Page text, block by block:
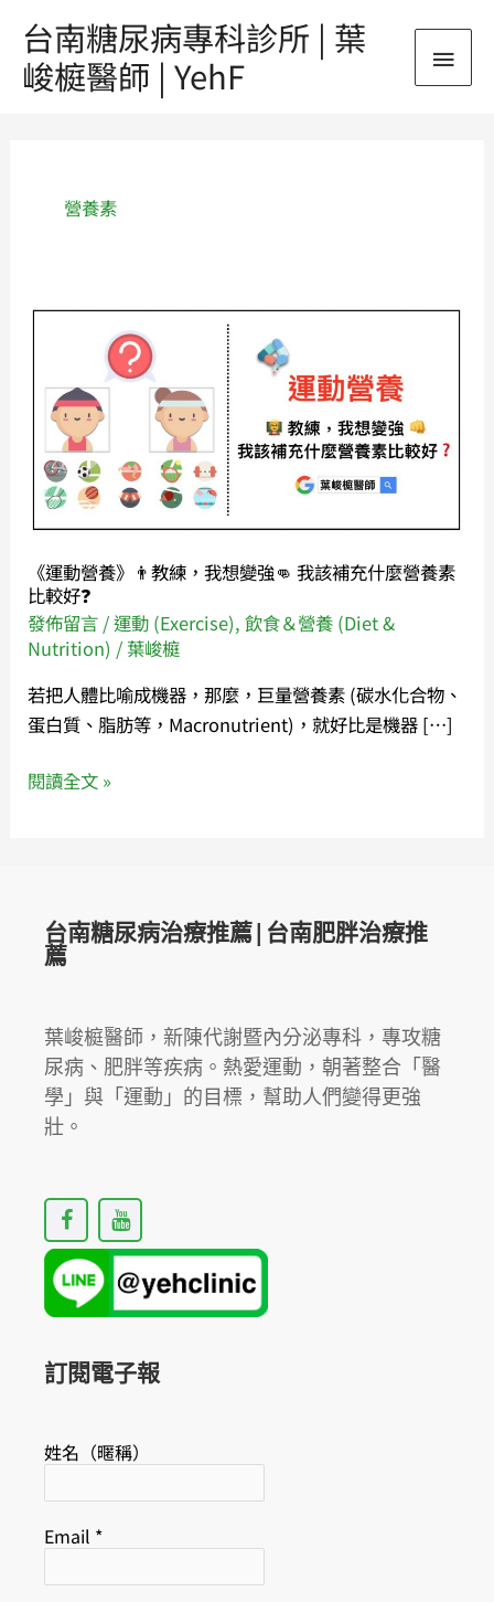
台南糖尿病專科診所 | 葉
峻榳醫師 | YehF
主
要
營養素
《運動營養》👨教練，我想變強👊 我該補充什麼營養素
比較好❓
發佈留言 /運動 (Exercise),飲食＆營養 (Diet &
Nutrition) / 葉峻榳
若把人體比喻成機器，那麼，巨量營養素 (碳水化合物、
蛋白質、脂肪等，Macronutrient)，就好比是機器 […]
《運
養》
教
練，
我
變
強
👊
該
補
什
較
閱讀全文 »
台南糖尿病治療推薦|台南肥胖治療推
薦
葉峻榳醫師，新陳代謝暨內分泌專科，專攻糖
尿病、肥胖等疾病。熱愛運動，朝著整合「醫
學」與「運動」的目標，幫助人們變得更強
壯。
F
a
c
e
b
o
k
Y
o
u
t
u
b
訂閱電子報
姓名（暱稱）
Email *